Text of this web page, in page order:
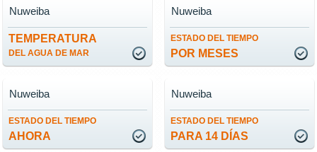
TEMPERATURA
DEL AGUA DE MAR
Nuweiba
ESTADO DEL TIEMPO
POR MESES
Nuweiba
ESTADO DEL TIEMPO
AHORA
Nuweiba
ESTADO DEL TIEMPO
PARA 14 DÍAS
Nuweiba